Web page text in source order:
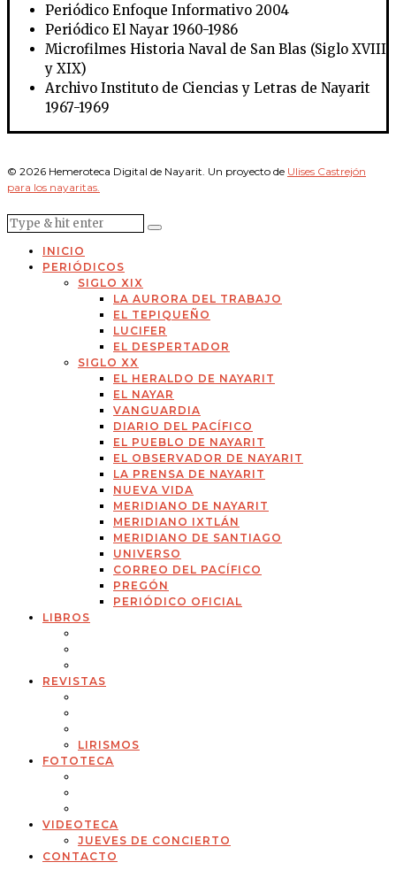
Periódico Enfoque Informativo 2004
Periódico El Nayar 1960-1986
Microfilmes Historia Naval de San Blas (Siglo XVIII
y XIX)
Archivo Instituto de Ciencias y Letras de Nayarit
1967-1969
© 2026 Hemeroteca Digital de Nayarit. Un proyecto de Ulises Castrejón
para los nayaritas.
INICIO
PERIÓDICOS
SIGLO XIX
LA AURORA DEL TRABAJO
EL TEPIQUEÑO
LUCIFER
EL DESPERTADOR
SIGLO XX
EL HERALDO DE NAYARIT
EL NAYAR
VANGUARDIA
DIARIO DEL PACÍFICO
EL PUEBLO DE NAYARIT
EL OBSERVADOR DE NAYARIT
LA PRENSA DE NAYARIT
NUEVA VIDA
MERIDIANO DE NAYARIT
MERIDIANO IXTLÁN
MERIDIANO DE SANTIAGO
UNIVERSO
CORREO DEL PACÍFICO
PREGÓN
PERIÓDICO OFICIAL
LIBROS
REVISTAS
LIRISMOS
FOTOTECA
VIDEOTECA
JUEVES DE CONCIERTO
CONTACTO